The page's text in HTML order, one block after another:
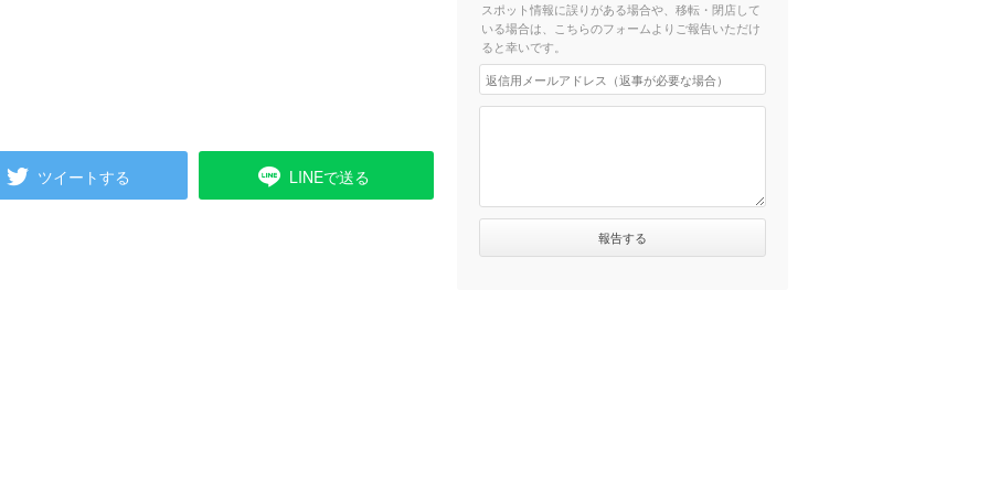
ツイートする LINEで送る
スポット情報に誤りがある場合や、移転・閉店して
いる場合は、こちらのフォームよりご報告いただけ
ると幸いです。